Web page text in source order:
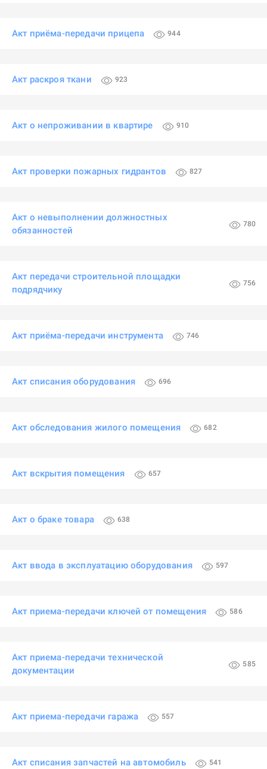
Акт приёма-передачи прицепа 944
Акт раскроя ткани 923
Акт о непроживании в квартире 910
Акт проверки пожарных гидрантов 827
Акт о невыполнении должностных
обязанностей
780
Акт передачи строительной площадки
подрядчику
756
Акт приёма-передачи инструмента 746
Акт списания оборудования 696
Акт обследования жилого помещения 682
Акт вскрытия помещения 657
Акт о браке товара 638
Акт ввода в эксплуатацию оборудования 597
Акт приема-передачи ключей от помещения 586
Акт приема-передачи технической
документации
585
Акт приема-передачи гаража 557
Акт списания запчастей на автомобиль 541